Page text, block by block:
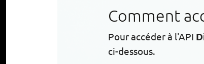
Comment
Pour accéder à l'API
ci-dessous.